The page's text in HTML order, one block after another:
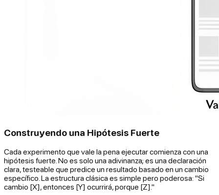
Construyendo una Hipótesis Fuerte
Cada experimento que vale la pena ejecutar comienza con una
hipótesis fuerte. No es solo una adivinanza; es una declaración
clara, testeable que predice un resultado basado en un cambio
específico. La estructura clásica es simple pero poderosa: "Si
cambio [X], entonces [Y] ocurrirá, porque [Z]."